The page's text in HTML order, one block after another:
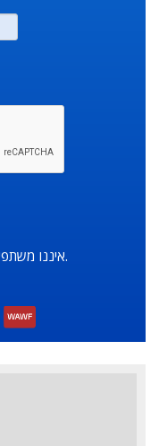
איננו משתפים או מוכרים את המידע שלך לאף אחד.